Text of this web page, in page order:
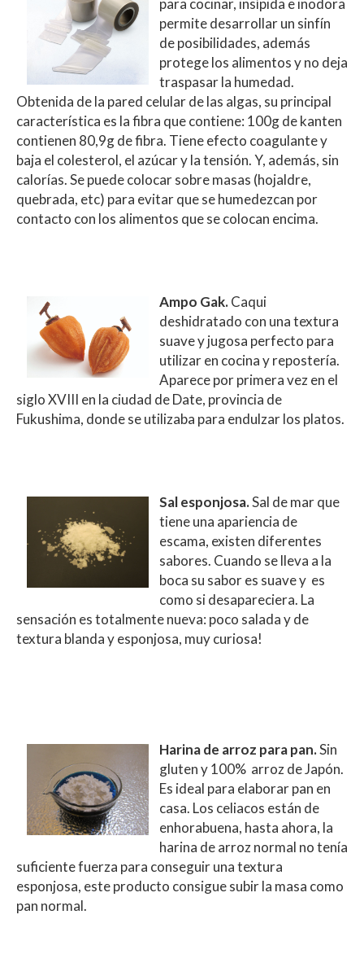
para cocinar, insípida e inodora
permite desarrollar un sinfín
de posibilidades, además
protege los alimentos y no deja
traspasar la humedad.
Obtenida de la pared celular de las algas, su principal
característica es la fibra que contiene: 100g de kanten
contienen 80,9g de fibra. Tiene efecto coagulante y
baja el colesterol, el azúcar y la tensión. Y, además, sin
calorías. Se puede colocar sobre masas (hojaldre,
quebrada, etc) para evitar que se humedezcan por
contacto con los alimentos que se colocan encima.
Ampo Gak.Caqui
deshidratado con una textura
suave y jugosa perfecto para
utilizar en cocina y repostería.
Aparece por primera vez en el
siglo XVIII en la ciudad de Date, provincia de
Fukushima, donde se utilizaba para endulzar los platos.
Sal esponjosa.Sal de mar que
tiene una apariencia de
escama, existen diferentes
sabores. Cuando se lleva a la
boca su sabor es suave y es
como si desapareciera. La
sensación es totalmente nueva: poco salada y de
textura blanda y esponjosa, muy curiosa!
Harina de arroz para pan.Sin
gluten y100% arroz de Japón.
Es ideal para elaborar pan en
casa. Los celiacos están de
enhorabuena, hasta ahora, la
harina de arroz normal no tenía
suficiente fuerza para conseguir una textura
esponjosa, este producto consigue subir la masa como
pan normal.